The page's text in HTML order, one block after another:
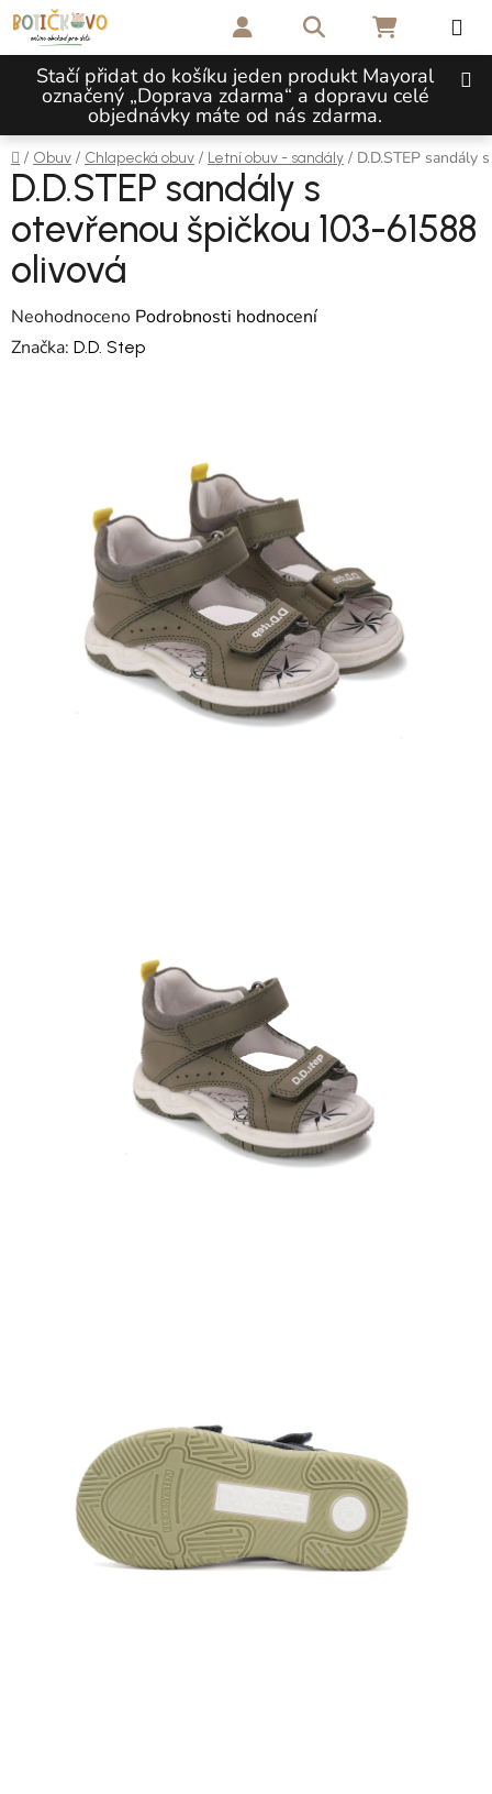
Přejít na obsah
Stačí přidat do košíku jeden produkt Mayoral
označený „Doprava zdarma“ a dopravu celé
objednávky máte od nás zdarma.
Hledat NÁKUPNÍ
Domů
/ Obuv / Chlapecká obuv / Letní obuv - sandály / D.D.STEP sandály
D.D.STEP sandály s
otevřenou špičkou 103-61588
olivová
Průměrné hodnocení produktu je 0,0 z 5 hvězdiček.
Neohodnoceno Podrobnosti hodnocení
Značka: D.D. Step